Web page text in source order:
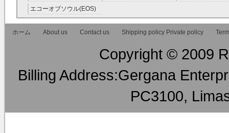
ァルコネ) RMT
エコーオブソウル(EOS)
RMT
ホーム
About us Contact us Shipping policy Private policy
Copyright © 2009
Billing Address:Gergana
PC3100,